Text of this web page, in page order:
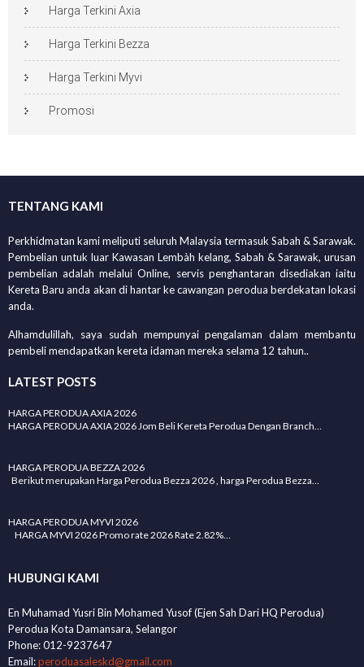
Harga Terkini Axia
Harga Terkini Bezza
Harga Terkini Myvi
Promosi
TENTANG KAMI
Perkhidmatan kami meliputi seluruh Malaysia termasuk Sabah & Sarawak.
Pembelian untuk luar Kawasan Lembàh kelang, Sabah & Sarawak, urusan
pembelian adalah melalui Online, servis penghantaran disediakan iaitu
Kereta Baru anda akan di hantar ke cawangan perodua berdekatan lokasi
anda.
Alhamdulillah, saya sudah mempunyai pengalaman dalam membantu
pembeli mendapatkan kereta idaman mereka selama 12 tahun..
LATEST POSTS
HARGA PERODUA AXIA 2026
HARGA PERODUA AXIA 2026 Jom Beli Kereta Perodua Dengan Branch…
HARGA PERODUA BEZZA 2026
Berikut merupakan Harga Perodua Bezza 2026 , harga Perodua Bezza…
HARGA PERODUA MYVI 2026
HARGA MYVI 2026 Promo rate 2026 Rate 2.82%…
HUBUNGI KAMI
En Muhamad Yusri Bin Mohamed Yusof (Ejen Sah Dari HQ Perodua)
Perodua Kota Damansara, Selangor
Phone: 012-9237647
Email:peroduasaleskd@gmail.com